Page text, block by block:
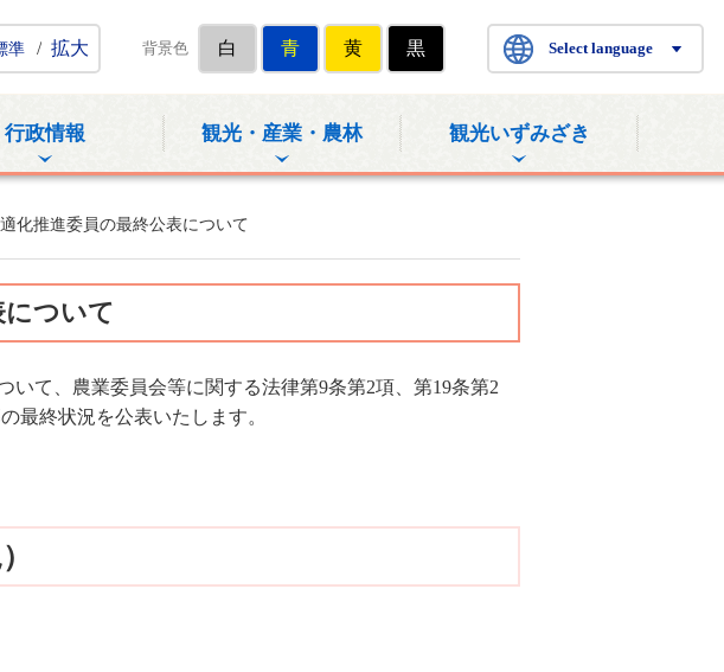
準 / 拡大 背景色 白 青 黄 黒 Select language
行政情報 観光・産業・農林 観光いずみざき
化推進委員の最終公表について
について
て、農業委員会等に関する法律第9条第2項、第19条第2
最終状況を公表いたします。